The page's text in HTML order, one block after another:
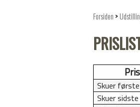
Forsiden >
Skuer
Skuer